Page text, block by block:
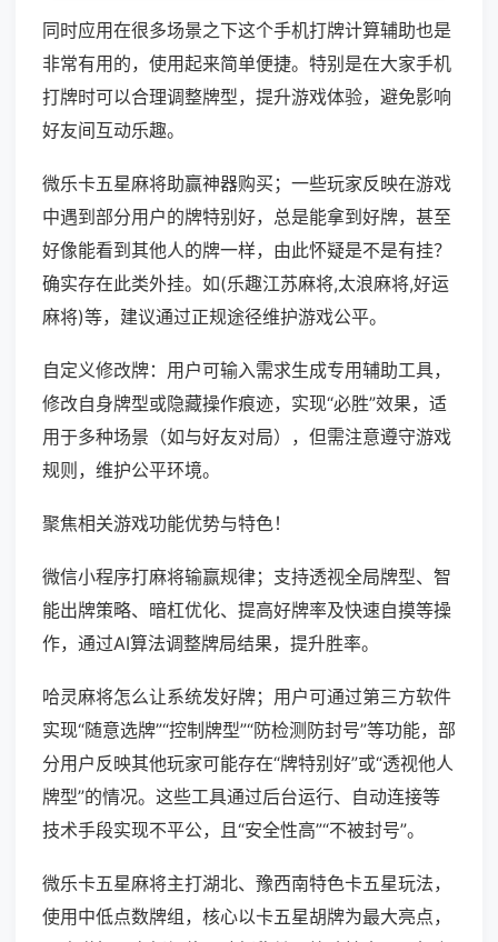
同时应用在很多场景之下这个手机打牌计算辅助也是
非常有用的，使用起来简单便捷。特别是在大家手机
打牌时可以合理调整牌型，提升游戏体验，避免影响
好友间互动乐趣。
微乐卡五星麻将助赢神器购买；一些玩家反映在游戏
中遇到部分用户的牌特别好，总是能拿到好牌，甚至
好像能看到其他人的牌一样，由此怀疑是不是有挂？
确实存在此类外挂。如(乐趣江苏麻将,太浪麻将,好运
麻将)等，建议通过正规途径维护游戏公平。
自定义修改牌：用户可输入需求生成专用辅助工具，
修改自身牌型或隐藏操作痕迹，实现“必胜”效果，适
用于多种场景（如与好友对局），但需注意遵守游戏
规则，维护公平环境。
聚焦相关游戏功能优势与特色！
微信小程序打麻将输赢规律；支持透视全局牌型、智
能出牌策略、暗杠优化、提高好牌率及快速自摸等操
作，通过AI算法调整牌局结果，提升胜率。
哈灵麻将怎么让系统发好牌；用户可通过第三方软件
实现“随意选牌”“控制牌型”“防检测防封号”等功能，部
分用户反映其他玩家可能存在“牌特别好”或“透视他人
牌型”的情况。这些工具通过后台运行、自动连接等
技术手段实现不平公，且“安全性高”“不被封号”。
微乐卡五星麻将主打湖北、豫西南特色卡五星玩法，
使用中低点数牌组，核心以卡五星胡牌为最大亮点，